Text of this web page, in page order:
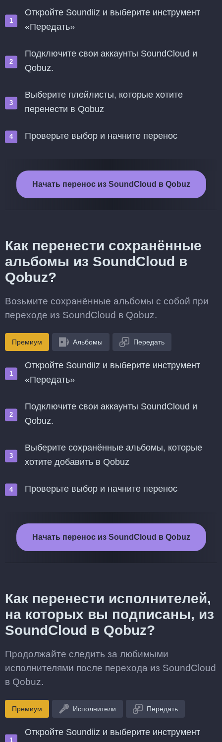
Откройте Soundiiz и выберите инструмент
«Передать»
Подключите свои аккаунты SoundCloud и
Qobuz.
Выберите плейлисты, которые хотите
перенести в Qobuz
Проверьте выбор и начните перенос
Начать перенос из SoundCloud в Qobuz
Как перенести сохранённые
альбомы из SoundCloud в
Qobuz?
Возьмите сохранённые альбомы с собой при
переходе из SoundCloud в Qobuz.
Премиум Альбомы Передать
Откройте Soundiiz и выберите инструмент
«Передать»
Подключите свои аккаунты SoundCloud и
Qobuz.
Выберите сохранённые альбомы, которые
хотите добавить в Qobuz
Проверьте выбор и начните перенос
Начать перенос из SoundCloud в Qobuz
Как перенести исполнителей,
на которых вы подписаны, из
SoundCloud в Qobuz?
Продолжайте следить за любимыми
исполнителями после перехода из SoundCloud
в Qobuz.
Премиум Исполнители Передать
Откройте Soundiiz и выберите инструмент